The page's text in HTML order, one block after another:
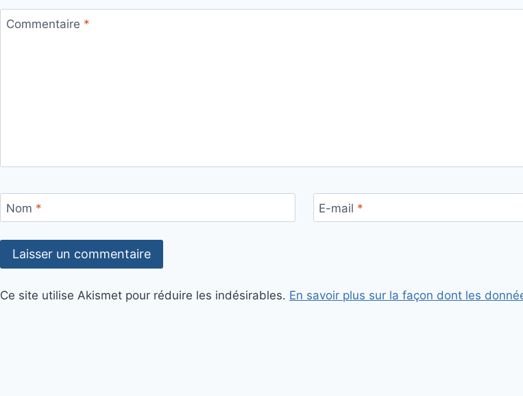
Commentaire *
Nom * E-mail *
Ce site utilise Akismet pour réduire les indésirables. En savoir plus sur la façon dont les